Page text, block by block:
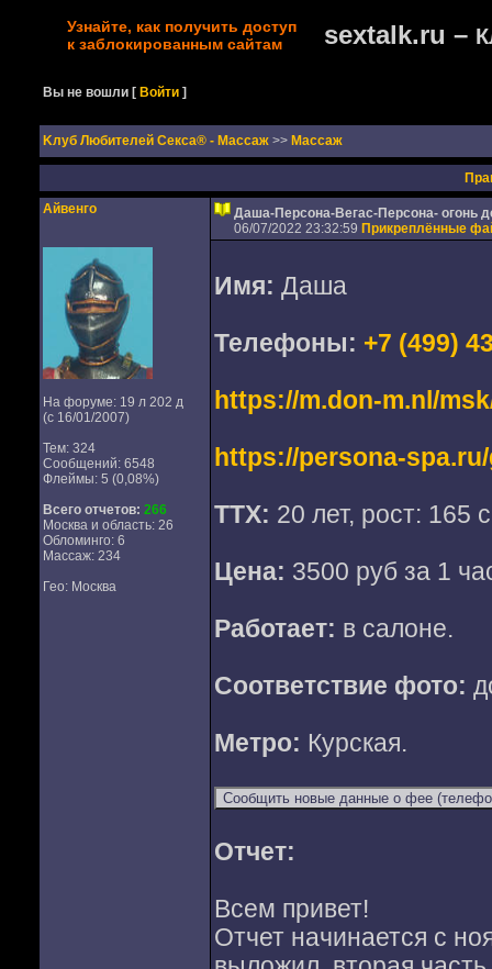
Узнайте, как получить доступ
к заблокированным сайтам
sextalk.ru –
Вы не вошли [Войти ]
Kлуб Любителей Секса® - Массаж >> Массаж
Айвенго
На форуме: 19 л 202 д
(с 16/01/2007)
Тем: 324
Сообщений: 6548
Флеймы: 5 (0,08%)
Всего отчетов: 266
Москва и область: 26
Обломинго: 6
Массаж: 234
Гео: Москва
Даша-Персона-Вегас-Персона- огонь
06/07/2022 23:32:59 Прикреплённые
Имя: Даша
Телефоны: +7 (499)
https://m.don-m.nl/
https://persona-
ТТХ: 20 лет, рост: 165
Цена: 3500 руб за 1
Работает: в салоне.
Соответствие фото:
Метро: Курская.
Отчет:
Всем привет!
Отчет начинается с